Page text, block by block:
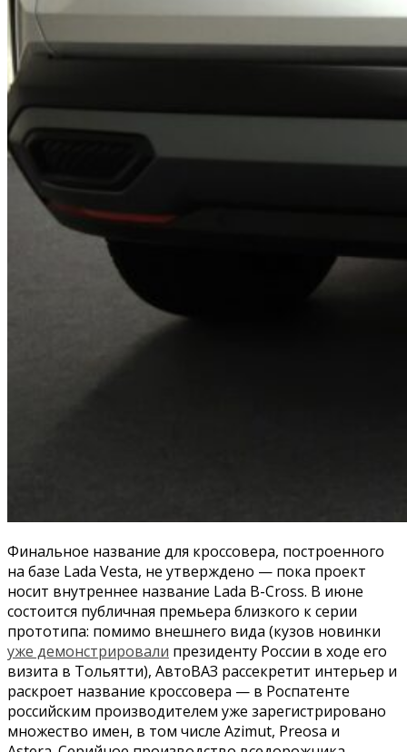
Финальное название для кроссовера, построенного
на базе Lada Vesta, не утверждено — пока проект
носит внутреннее название Lada B-Cross. В июне
состоится публичная премьера близкого к серии
прототипа: помимо внешнего вида (кузов новинки
уже демонстрировали президенту России в ходе его
визита в Тольятти), АвтоВАЗ рассекретит интерьер и
раскроет название кроссовера — в Роспатенте
российским производителем уже зарегистрировано
множество имен, в том числе Azimut, Preosa и